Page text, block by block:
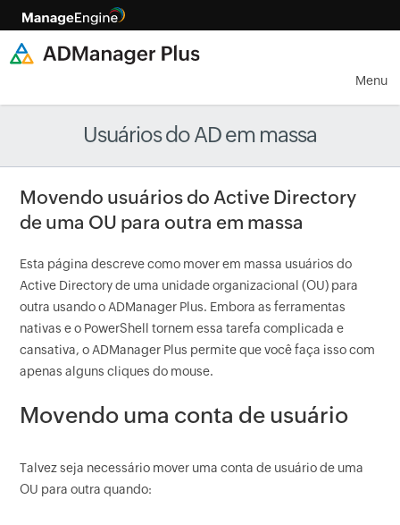
Menu
Usuários do AD em massa
Movendo usuários do Active Directory
de uma OU para outra em massa
Esta página descreve como mover em massa usuários do
Active Directory de uma unidade organizacional (OU) para
outra usando o ADManager Plus. Embora as ferramentas
nativas e o PowerShell tornem essa tarefa complicada e
cansativa, o ADManager Plus permite que você faça isso com
apenas alguns cliques do mouse.
Movendo uma conta de usuário
Talvez seja necessário mover uma conta de usuário de uma
OU para outra quando: